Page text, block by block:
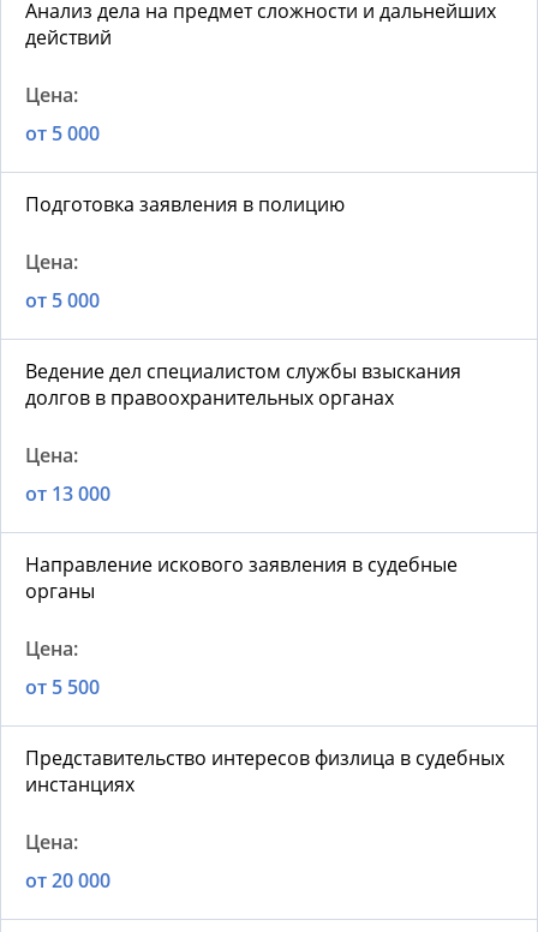
Анализ дела на предмет сложности и дальнейших
действий
от 5 000
Подготовка заявления в полицию
от 5 000
Ведение дел специалистом службы взыскания
долгов в правоохранительных органах
от 13 000
Направление искового заявления в судебные
органы
от 5 500
Представительство интересов физлица в судебных
инстанциях
от 20 000